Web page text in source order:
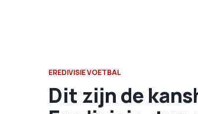
EREDIVISIE VOETBAL
Dit zijn de